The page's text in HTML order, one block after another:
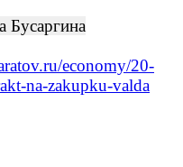
Бусаргина
economy/20-
na-zakupku-valda